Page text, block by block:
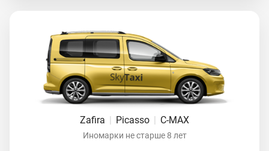
Zafira | Picasso | C-MAX
Иномарки не старше 8 лет